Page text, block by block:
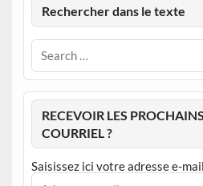
Rechercher dans le texte
RECEVOIR LES
COURRIEL ?
Saisissez ici votre adresse e-mail
Adresse